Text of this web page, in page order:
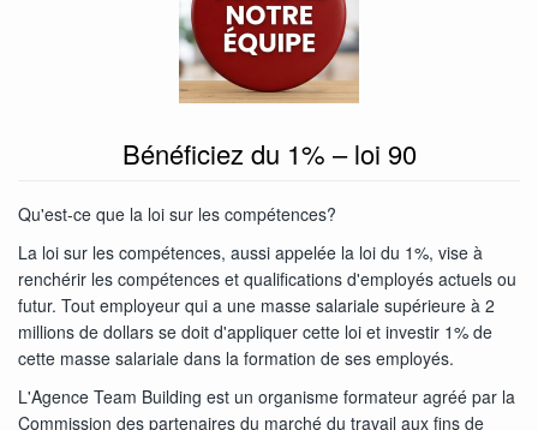
Bénéficiez du 1% – loi 90
Qu'est-ce que la loi sur les compétences?
La loi sur les compétences, aussi appelée la loi du 1%, vise à
renchérir les compétences et qualifications d'employés actuels ou
futur. Tout employeur qui a une masse salariale supérieure à 2
millions de dollars se doit d'appliquer cette loi et investir 1% de
cette masse salariale dans la formation de ses employés.
L'Agence Team Building est un organisme formateur agréé par la
Commission des partenaires du marché du travail aux fins de